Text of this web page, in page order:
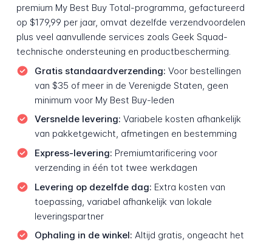
premium My Best Buy Total-programma, gefactureerd
op $179,99 per jaar, omvat dezelfde verzendvoordelen
plus veel aanvullende services zoals Geek Squad-
technische ondersteuning en productbescherming.
Gratis standaardverzending: Voor bestellingen
van $35 of meer in de Verenigde Staten, geen
minimum voor My Best Buy-leden
Versnelde levering: Variabele kosten afhankelijk
van pakketgewicht, afmetingen en bestemming
Express-levering: Premiumtarificering voor
verzending in één tot twee werkdagen
Levering op dezelfde dag: Extra kosten van
toepassing, variabel afhankelijk van lokale
leveringspartner
Ophaling in de winkel: Altijd gratis, ongeacht het